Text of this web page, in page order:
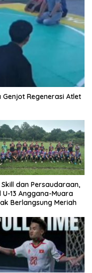
Genjot Regenerasi Atlet
Skill dan Persaudaraan,
U-13 Anggana-Muara
Berlangsung Meriah